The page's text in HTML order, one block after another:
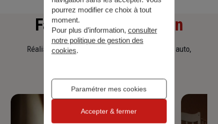
Faitesune simulation
Réalisez une simulation tarifaire d'assurance, auto,
pourrez modifier ce choix à tout
moment.
Pour plus d’information, consulter
notre politique de gestion des
cookies.
Paramétrer mes cookies
Accepter & fermer